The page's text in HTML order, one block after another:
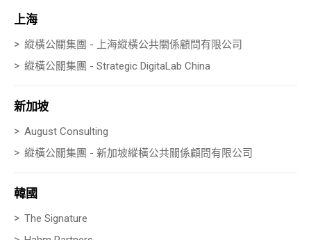
上海
縱橫公關集團 - 上海縱橫公共關係顧問有限公司
縱橫公關集團 - Strategic DigitaLab China
新加坡
August Consulting
縱橫公關集團 - 新加坡縱橫公共關係顧問有限公司
韓國
The Signature